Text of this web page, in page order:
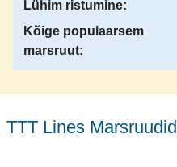
Lühim ristumine:
Kõige populaarsem
marsruut:
TTT Lines Marsruudid